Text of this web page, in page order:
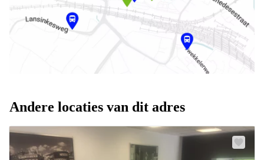
Andere locaties van dit adres